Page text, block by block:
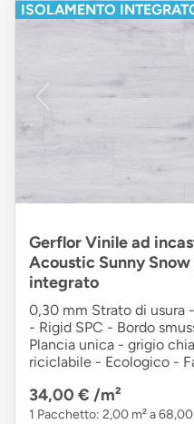
ISOLAMENTO
Gerflor Vinile ad
Acoustic Sunny
integrato
0,30 mm Strato di usura
- Rigid SPC - Bordo
Plancia unica - grigio
riciclabile - Ecologico -
34,00 € /m²
1 Pacchetto: 2,00 m² a